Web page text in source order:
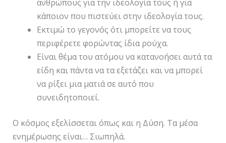
ανθρώπους για την ιδεολογία τους ή για
κάποιον που πιστεύει στην ιδεολογία τους.
Εκτιμώ το γεγονός ότι μπορείτε να τους
περιφέρετε φορώντας ίδια ρούχα.
Είναι θέμα του ατόμου να κατανοήσει αυτά τα
είδη και πάντα να τα εξετάζει και να μπορεί
να ρίξει μια ματιά σε αυτό που
συνειδητοποιεί.
Ο κόσμος εξελίσσεται όπως και η Δύση. Τα μέσα
ενημέρωσης είναι… Σιωπηλά.